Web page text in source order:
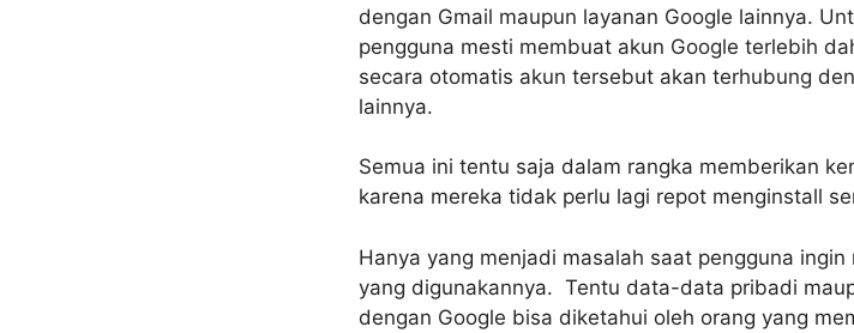
dengan Gmail maupun layanan Google lainnya.
pengguna mesti membuat akun Google terlebih
secara otomatis akun tersebut akan terhubung
lainnya.
Semua ini tentu saja dalam rangka memberikan
karena mereka tidak perlu lagi repot menginstall
Hanya yang menjadi masalah saat pengguna
yang digunakannya. Tentu data-data pribadi
dengan Google bisa diketahui oleh orang yang